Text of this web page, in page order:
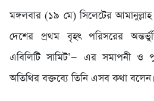
মঙ্গলবার (১৯ মে) সিলেটের
দেশের প্রথম বৃহৎ পরিসরের
এবিলিটি সামিট’— এর সমাপনী ও
অতিথির বক্তব্যে তিনি এসব কথা বলেন।